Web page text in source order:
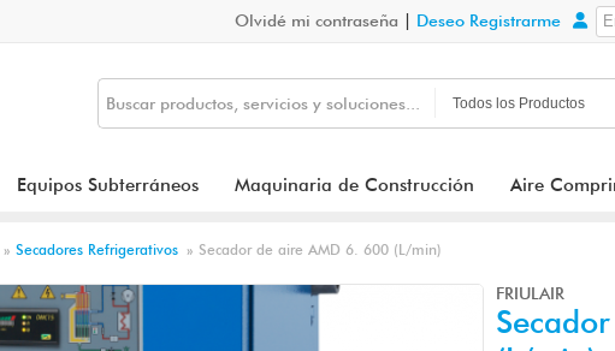
Olvidé mi contraseña Deseo Registrarme
Equipos Subterráneos Maquinaria de Construcción Aire
» Secadores Refrigerativos » Secador de aire AMD 6. 600 (L/min)
FRIULAIR